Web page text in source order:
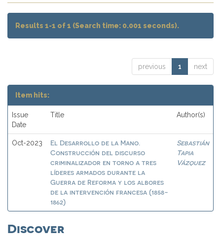
Results 1-1 of 1 (Search time: 0.001 seconds).
previous 1 next
Item hits:
Issue
Date
Title Author(s)
Oct-2023
El Desarrollo de la Mano.
Construcción del discurso
criminalizador en torno a tres
líderes armados durante la
Guerra de Reforma y los albores
de la intervención francesa (1858-
1862)
Sebastián
Tapia
Vázquez
Discover